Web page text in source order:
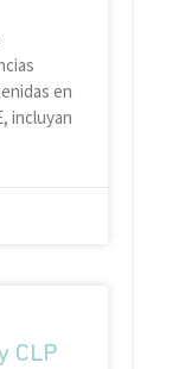
en
incluyan
CLP